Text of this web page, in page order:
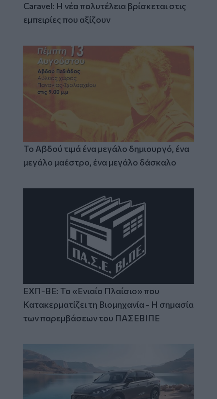
Caravel: Η νέα πολυτέλεια βρίσκεται στις
εμπειρίες που αξίζουν
Το Αβδού τιμά ένα μεγάλο δημιουργό, ένα
μεγάλο μαέστρο, ένα μεγάλο δάσκαλο
ΕΧΠ-ΒΕ: Το «Ενιαίο Πλαίσιο» που
Κατακερματίζει τη Βιομηχανία - Η σημασία
των παρεμβάσεων του ΠΑΣΕΒΙΠΕ